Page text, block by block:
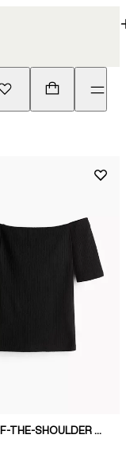
TOP OFF-THE-SHOULDER EN PUNTO ACANALADO